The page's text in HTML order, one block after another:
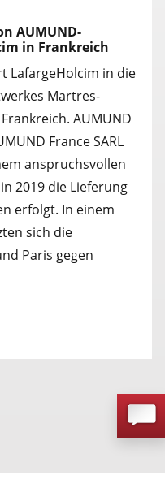
AUMUND-
in Frankreich
LafargeHolcim in die
Martres-
AUMUND
France SARL
anspruchsvollen
2019 die Lieferung
erfolgt. In einem
sich die
Paris gegen